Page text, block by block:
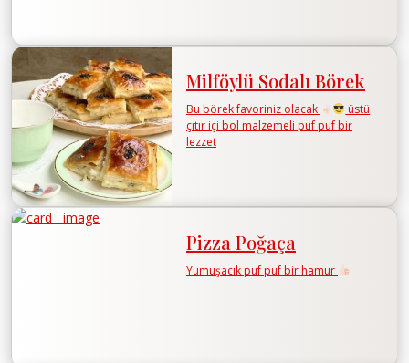
Milföylü Sodalı Börek
Bu börek favoriniz olacak
üstü
çıtır içi bol malzemeli puf puf bir
lezzet
Pizza Poğaça
Yumuşacık puf puf bir hamur